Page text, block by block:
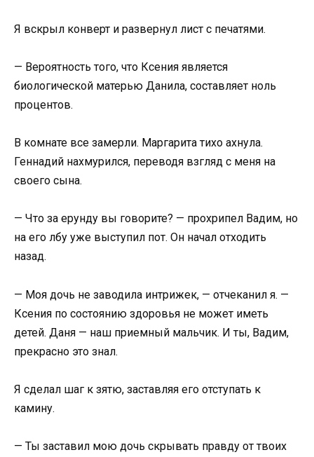
Я вскрыл конверт и развернул лист с печатями.
— Вероятность того, что Ксения является
биологической матерью Данила, составляет ноль
процентов.
В комнате все замерли. Маргарита тихо ахнула.
Геннадий нахмурился, переводя взгляд с меня на
своего сына.
— Что за ерунду вы говорите? — прохрипел Вадим, но
на его лбу уже выступил пот. Он начал отходить
назад.
— Моя дочь не заводила интрижек, — отчеканил я. —
Ксения по состоянию здоровья не может иметь
детей. Даня — наш приемный мальчик. И ты, Вадим,
прекрасно это знал.
Я сделал шаг к зятю, заставляя его отступать к
камину.
— Ты заставил мою дочь скрывать правду от твоих